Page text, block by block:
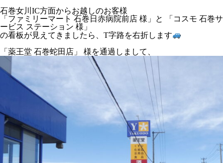
石巻女川IC方面からお越しのお客様
「ファミリーマート 石巻日赤病院前店 様」と 「コスモ 石巻サ
ービス ステーション 様」
の看板が見えてきましたら、T字路を右折します
「薬王堂 石巻蛇田店」 様を通過しまして、